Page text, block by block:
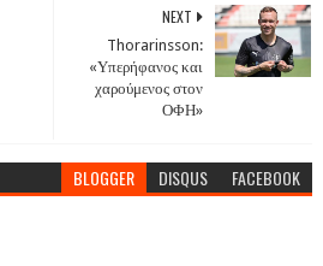
NEXT
Thorarinsson:
«Υπερήφανος και
χαρούμενος στον
ΟΦΗ»
BLOGGER DISQUS FACEBOOK